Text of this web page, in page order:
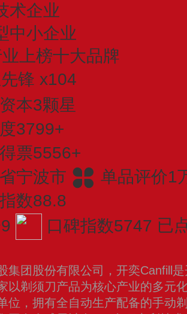
术企业
中小企业
上榜十大品牌
锋 x104
本3颗星
3799+
票5556+
宁波市
单品评价1
数88.8
口碑指数5747 已
集团股份有限公司，开奕Canfill
以剃须刀产品为核心产业的多元
位，拥有全自动生产配备的手动